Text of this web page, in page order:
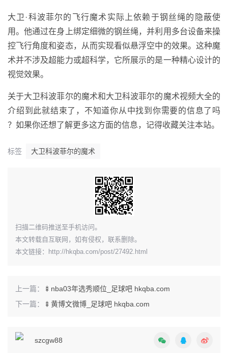
大卫·科波菲尔的飞行魔术实际上依赖于钢丝绳的隐蔽使
用。他通过在身上绑定细微的钢丝绳，并利用多台设备来操
控飞行角度和姿态，从而实现看似悬浮空中的效果。这种魔
术并不涉及超能力或超科学，它所展示的是一种精心设计的
视觉效果。
关于大卫科波菲尔的魔术和大卫科波菲尔的魔术视频大全的
介绍到此就结束了，不知道你从中找到你需要的信息了吗
？如果你还想了解更多这方面的信息，记得收藏关注本站。
标签 大卫科波菲尔的魔术
​扫描二维码推送至手机访问。
本文转载自互联网，如有侵权，联系删除。
本文链接： http://hkqba.com/post/27492.html
上一篇：
🍢nba03年选秀顺位_足球吧 hkqba.com
下一篇：
🍢黄博文微博_足球吧 hkqba.com
szcgw88